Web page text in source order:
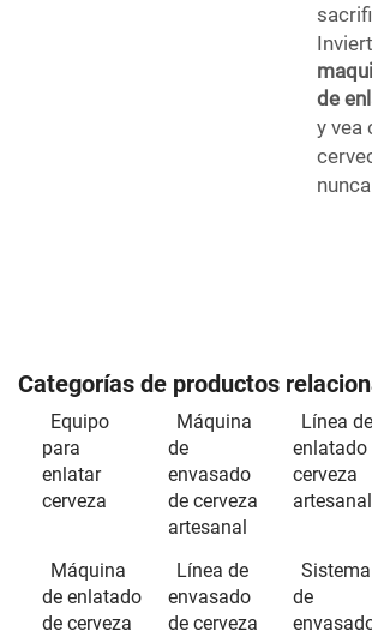
de
y vea
Categorías de productos
Equipo
para
enlatar
cerveza
Máquina
de
envasado
de cerveza
artesanal
Línea de
enlatado
cerveza
artesanal
Máquina
de enlatado
de cerveza
Línea de
envasado
de cerveza
Sistema
de